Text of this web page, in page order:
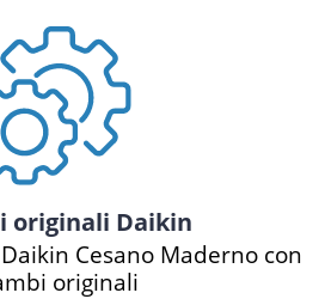
originali Daikin
Cesano Maderno con
originali